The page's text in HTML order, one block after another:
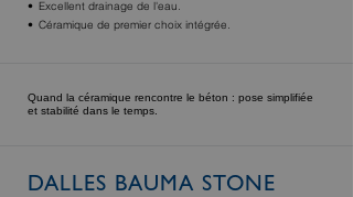
Excellent drainage de l'eau.
Céramique de premier choix intégrée.
Quand la céramique rencontre le béton : pose simplifiée
et stabilité dans le temps.
DALLES BAUMA STONE